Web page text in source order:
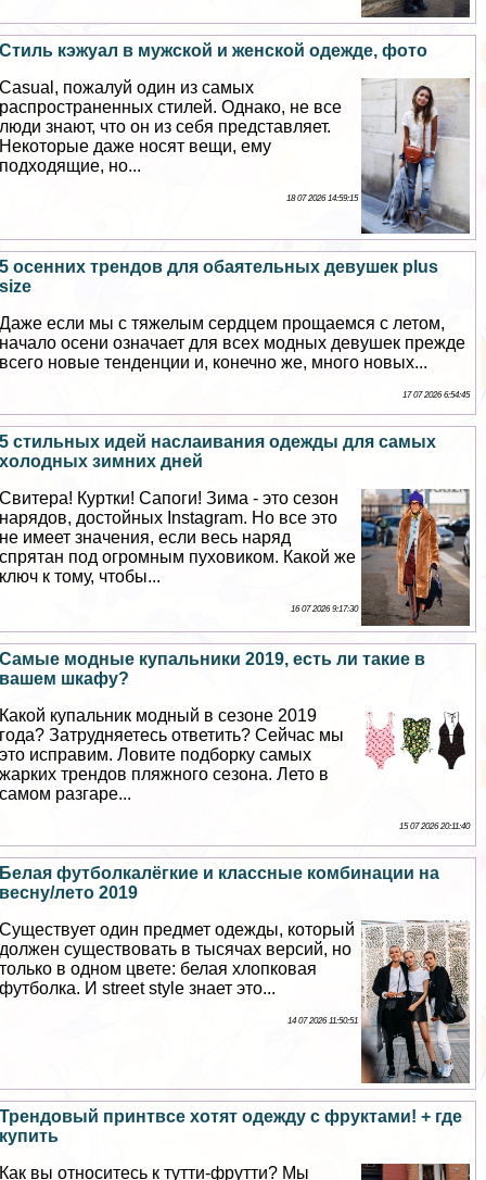
Стиль кэжуал в мужской и женской одежде, фото
Casual, пожалуй один из самых
распространенных стилей. Однако, не все
люди знают, что он из себя представляет.
Некоторые даже носят вещи, ему
подходящие, но...
18 07 2026 14:59:15
5 осенних трендов для обаятельных дeвyшек plus
size
Даже если мы с тяжелым сердцем прощаемся с летом,
начало осени означает для всех модных дeвyшек прежде
всего новые тенденции и, конечно же, много новых...
17 07 2026 6:54:45
5 стильных идей наслаивания одежды для самых
холодных зимних дней
Свитера! Куртки! Сапоги! Зима - это сезон
нарядов, достойных Instagram. Но все это
не имеет значения, если весь наряд
спрятан под огромным пуховиком. Какой же
ключ к тому, чтобы...
16 07 2026 9:17:30
Самые модные купальники 2019, есть ли такие в
вашем шкафу?
Какой купальник модный в сезоне 2019
года? Затрудняетесь ответить? Сейчас мы
это исправим. Ловите подборку самых
жарких трендов пляжного сезона. Лето в
самом разгаре...
15 07 2026 20:11:40
Белая футболкалёгкие и классные комбинации на
весну/лето 2019
Существует один предмет одежды, который
должен существовать в тысячах версий, но
только в одном цвете: белая хлопковая
футболка. И street style знает это...
14 07 2026 11:50:51
Трендовый принтвсе хотят одежду с фруктами! + где
купить
Как вы относитесь к тутти-фрутти? Мы